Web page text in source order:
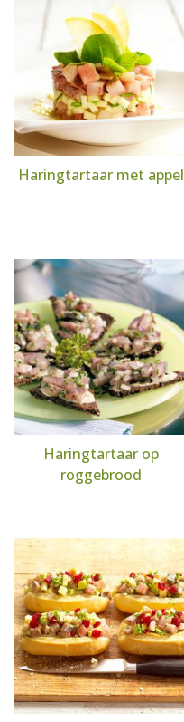
Haringtartaar met appel
Haringtartaar op
roggebrood